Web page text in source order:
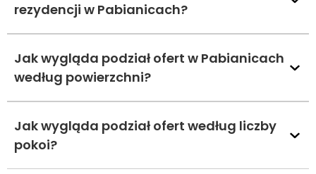
rezydencji w Pabianicach?
Jak wygląda podział ofert w Pabianicach
według powierzchni?
Jak wygląda podział ofert według liczby
pokoi?